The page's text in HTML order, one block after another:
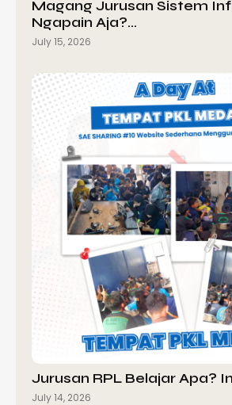
Magang Jurusan Sistem
Ngapain Aja?…
July 15, 2026
Jurusan RPL Belajar Apa?
July 14, 2026